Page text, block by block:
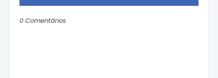
0 Comentários